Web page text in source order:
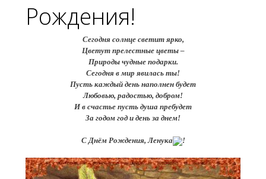
Рождения!
Сегодня солнце светит ярко,
Цветут прелестные цветы –
Природы чудные подарки.
Сегодня в мир явилась ты!
Пусть каждый день наполнен будет
Любовью, радостью, добром!
И в счастье пусть душа пребудет
За годом год и день за днем!
С Днём Рождения, Ленука !